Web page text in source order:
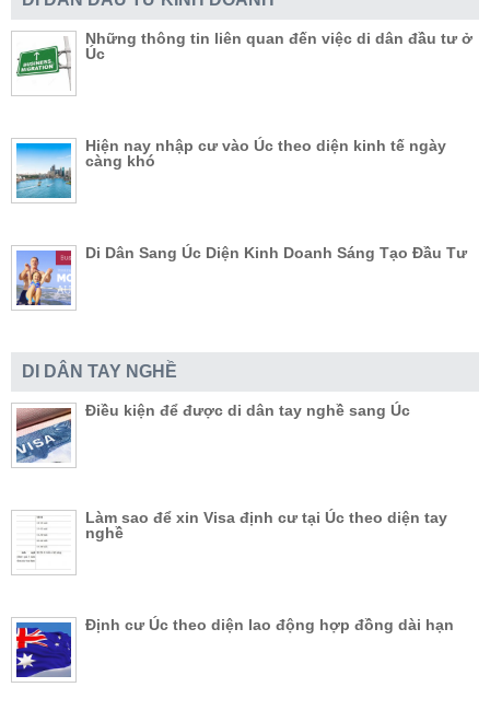
Những thông tin liên quan đến việc di dân đầu tư ở
Úc
Hiện nay nhập cư vào Úc theo diện kinh tế ngày
càng khó
Di Dân Sang Úc Diện Kinh Doanh Sáng Tạo Đầu Tư
DI DÂN TAY NGHỀ
Điều kiện để được di dân tay nghề sang Úc
Làm sao để xin Visa định cư tại Úc theo diện tay
nghề
Định cư Úc theo diện lao động hợp đồng dài hạn